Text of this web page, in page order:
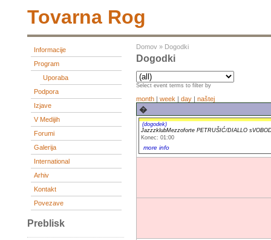
Tovarna Rog
Informacije
Program
Uporaba
Podpora
Izjave
V Medijih
Forumi
Galerija
International
Arhiv
Kontakt
Povezave
Preblisk
Domov » Dogodki
Dogodki
Select event terms to filter by
month | week | day | naštej
�
(dogodek)
JazzzklubMezzoforte PETRUŠIĆ/DIALLO
Konec: 01:00
more info